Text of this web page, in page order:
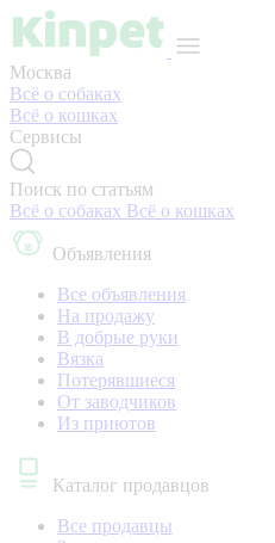
Москва
Всё о собаках
Всё о кошках
Сервисы
Поиск по статьям
Всё о собаках Всё о кошках
Объявления
Все объявления
На продажу
В добрые руки
Вязка
Потерявшиеся
От заводчиков
Из приютов
Каталог продавцов
Все продавцы